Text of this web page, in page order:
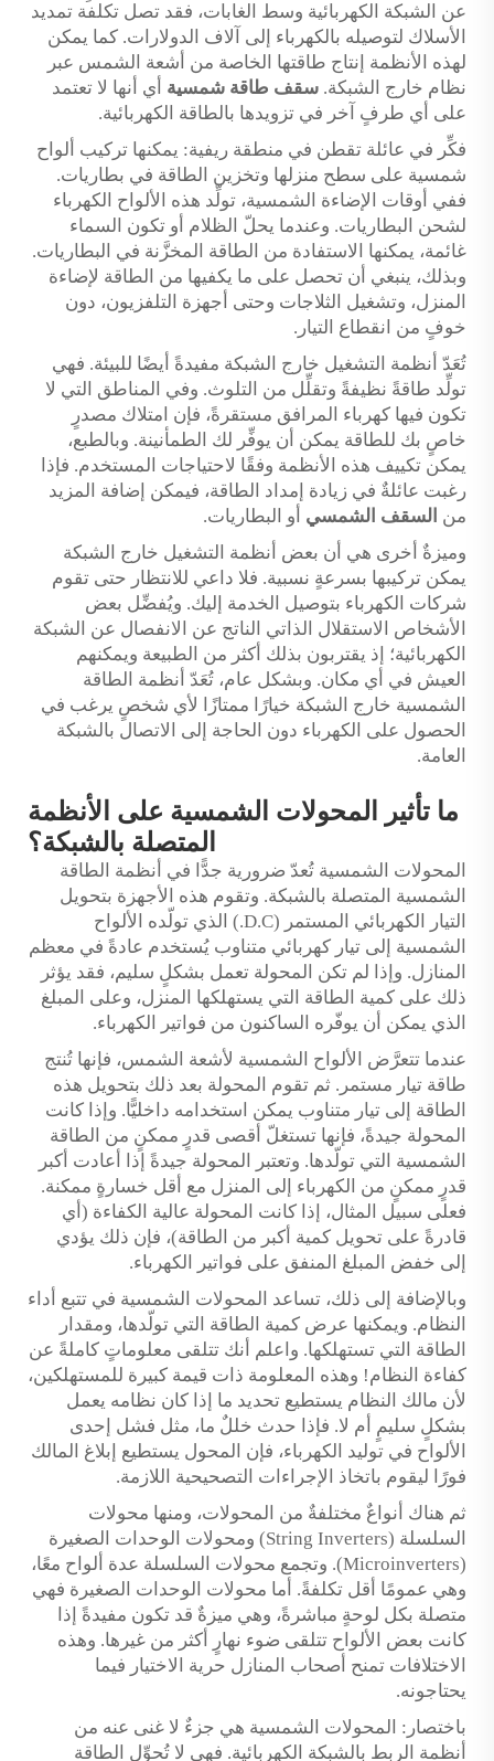
عن الشبكة الكهربائية وسط الغابات، فقد تصل تكلفة تمديد
الأسلاك لتوصيله بالكهرباء إلى آلاف الدولارات. كما يمكن
لهذه الأنظمة إنتاج طاقتها الخاصة من أشعة الشمس عبر
نظام خارج الشبكة. سقف طاقة شمسية أي أنها لا تعتمد
على أي طرفٍ آخر في تزويدها بالطاقة الكهربائية.
فكِّر في عائلة تقطن في منطقة ريفية: يمكنها تركيب ألواح
شمسية على سطح منزلها وتخزين الطاقة في بطاريات.
ففي أوقات الإضاءة الشمسية، تولِّد هذه الألواح الكهرباء
لشحن البطاريات. وعندما يحلّ الظلام أو تكون السماء
غائمة، يمكنها الاستفادة من الطاقة المخزَّنة في البطاريات.
وبذلك، ينبغي أن تحصل على ما يكفيها من الطاقة لإضاءة
المنزل، وتشغيل الثلاجات وحتى أجهزة التلفزيون، دون
خوفٍ من انقطاع التيار.
تُعَدّ أنظمة التشغيل خارج الشبكة مفيدةً أيضًا للبيئة. فهي
تولِّد طاقةً نظيفةً وتقلِّل من التلوث. وفي المناطق التي لا
تكون فيها كهرباء المرافق مستقرةً، فإن امتلاك مصدرٍ
خاصٍ بك للطاقة يمكن أن يوفِّر لك الطمأنينة. وبالطبع،
يمكن تكييف هذه الأنظمة وفقًا لاحتياجات المستخدم. فإذا
رغبت عائلةٌ في زيادة إمداد الطاقة، فيمكن إضافة المزيد
من السقف الشمسي أو البطاريات.
وميزةٌ أخرى هي أن بعض أنظمة التشغيل خارج الشبكة
يمكن تركيبها بسرعةٍ نسبية. فلا داعي للانتظار حتى تقوم
شركات الكهرباء بتوصيل الخدمة إليك. ويُفضِّل بعض
الأشخاص الاستقلال الذاتي الناتج عن الانفصال عن الشبكة
الكهربائية؛ إذ يقتربون بذلك أكثر من الطبيعة ويمكنهم
العيش في أي مكان. وبشكل عام، تُعَدّ أنظمة الطاقة
الشمسية خارج الشبكة خيارًا ممتازًا لأي شخصٍ يرغب في
الحصول على الكهرباء دون الحاجة إلى الاتصال بالشبكة
العامة.
ما تأثير المحولات الشمسية على الأنظمة
المتصلة بالشبكة؟
المحولات الشمسية تُعدّ ضرورية جدًّا في أنظمة الطاقة
الشمسية المتصلة بالشبكة. وتقوم هذه الأجهزة بتحويل
التيار الكهربائي المستمر (D.C.) الذي تولّده الألواح
الشمسية إلى تيار كهربائي متناوب يُستخدم عادةً في معظم
المنازل. وإذا لم تكن المحولة تعمل بشكلٍ سليم، فقد يؤثر
ذلك على كمية الطاقة التي يستهلكها المنزل، وعلى المبلغ
الذي يمكن أن يوفّره الساكنون من فواتير الكهرباء.
عندما تتعرَّض الألواح الشمسية لأشعة الشمس، فإنها تُنتج
طاقة تيار مستمر. ثم تقوم المحولة بعد ذلك بتحويل هذه
الطاقة إلى تيار متناوب يمكن استخدامه داخليًّا. وإذا كانت
المحولة جيدةً، فإنها تستغلّ أقصى قدرٍ ممكنٍ من الطاقة
الشمسية التي تولّدها. وتعتبر المحولة جيدةً إذا أعادت أكبر
قدرٍ ممكنٍ من الكهرباء إلى المنزل مع أقل خسارةٍ ممكنة.
فعلى سبيل المثال، إذا كانت المحولة عالية الكفاءة (أي
قادرةً على تحويل كمية أكبر من الطاقة)، فإن ذلك يؤدي
إلى خفض المبلغ المنفق على فواتير الكهرباء.
وبالإضافة إلى ذلك، تساعد المحولات الشمسية في تتبع أداء
النظام. ويمكنها عرض كمية الطاقة التي تولّدها، ومقدار
الطاقة التي تستهلكها. واعلم أنك تتلقى معلوماتٍ كاملةً عن
كفاءة النظام! وهذه المعلومة ذات قيمة كبيرة للمستهلكين،
لأن مالك النظام يستطيع تحديد ما إذا كان نظامه يعمل
بشكلٍ سليمٍ أم لا. فإذا حدث خللٌ ما، مثل فشل إحدى
الألواح في توليد الكهرباء، فإن المحول يستطيع إبلاغ المالك
فورًا ليقوم باتخاذ الإجراءات التصحيحية اللازمة.
ثم هناك أنواعٌ مختلفةٌ من المحولات، ومنها محولات
السلسلة (String Inverters) ومحولات الوحدات الصغيرة
(Microinverters). وتجمع محولات السلسلة عدة ألواح معًا،
وهي عمومًا أقل تكلفةً. أما محولات الوحدات الصغيرة فهي
متصلة بكل لوحةٍ مباشرةً، وهي ميزةٌ قد تكون مفيدةً إذا
كانت بعض الألواح تتلقى ضوء نهارٍ أكثر من غيرها. وهذه
الاختلافات تمنح أصحاب المنازل حرية الاختيار فيما
يحتاجونه.
باختصار: المحولات الشمسية هي جزءٌ لا غنى عنه من
أنظمة الربط بالشبكة الكهربائية. فهي لا تُحوِّل الطاقة